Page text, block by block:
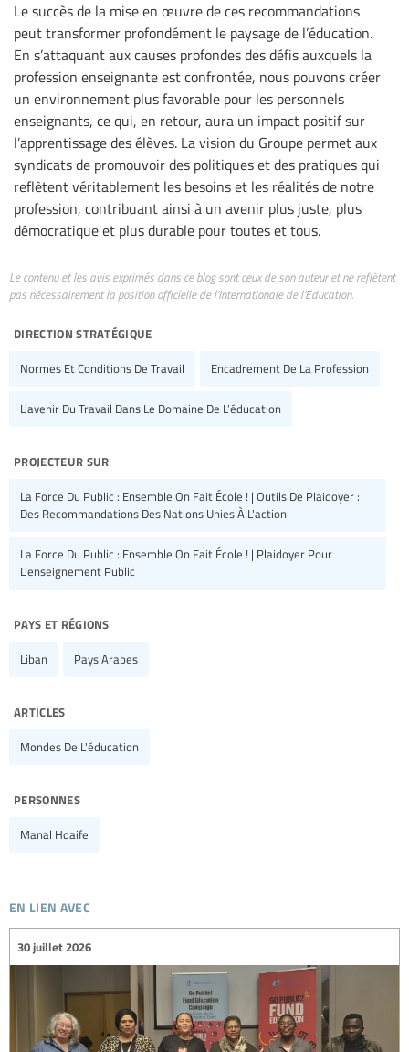
Le succès de la mise en œuvre de ces recommandations
peut transformer profondément le paysage de l’éducation.
En s’attaquant aux causes profondes des défis auxquels la
profession enseignante est confrontée, nous pouvons créer
un environnement plus favorable pour les personnels
enseignants, ce qui, en retour, aura un impact positif sur
l’apprentissage des élèves. La vision du Groupe permet aux
syndicats de promouvoir des politiques et des pratiques qui
reflètent véritablement les besoins et les réalités de notre
profession, contribuant ainsi à un avenir plus juste, plus
démocratique et plus durable pour toutes et tous.
Le contenu et les avis exprimés dans ce blog sont ceux de son auteur et ne reflètent
pas nécessairement la position officielle de l’Internationale de l’Education.
direction stratégique
Normes Et Conditions De Travail Encadrement De La Profession
L’avenir Du Travail Dans Le Domaine De L’éducation
projecteur sur
La Force Du Public : Ensemble On Fait École ! | Outils De Plaidoyer :
Des Recommandations Des Nations Unies À L'action
La Force Du Public : Ensemble On Fait École ! | Plaidoyer Pour
L'enseignement Public
pays et régions
Liban Pays Arabes
articles
Mondes De L'éducation
personnes
Manal Hdaife
en lien avec
30 juillet 2026